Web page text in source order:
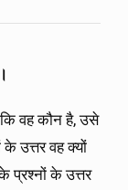
कि वह कौन है, उसे
उत्तर वह क्यों
प्रश्नों के उत्तर